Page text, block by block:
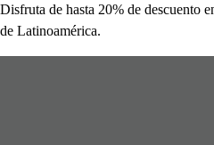
Disfruta de hasta 20% de descuento
de Latinoamérica.